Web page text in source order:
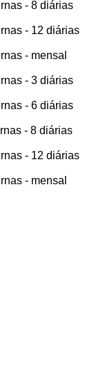
- 8 diárias
- 12 diárias
- mensal
- 3 diárias
- 6 diárias
- 8 diárias
- 12 diárias
- mensal